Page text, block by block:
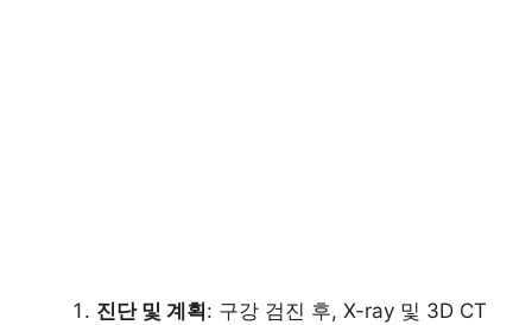
진단 및 계획 : 구강 검진 후, X-ray 및 3D CT